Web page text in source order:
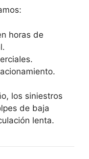
horas de
los siniestros
de baja
lenta.